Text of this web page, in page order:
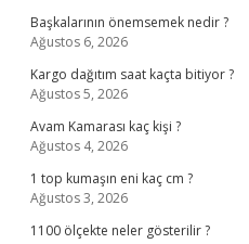
Başkalarının önemsemek nedir ?
Ağustos 6, 2026
Kargo dağıtım saat kaçta bitiyor ?
Ağustos 5, 2026
Avam Kamarası kaç kişi ?
Ağustos 4, 2026
1 top kumaşın eni kaç cm ?
Ağustos 3, 2026
1100 ölçekte neler gösterilir ?